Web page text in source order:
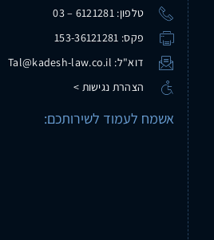
טלפון: 6121281 – 03
פקס: 153-36121281
דוא"ל: Tal@kadesh-law.co.il
הצהרת נגישות >
אשמח לעמוד לשירותכם: